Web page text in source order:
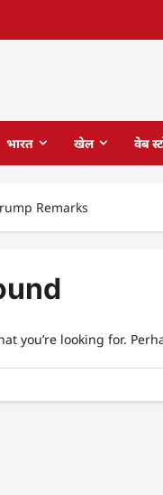
भारत खेल वेब
Remarks
you’re looking for.